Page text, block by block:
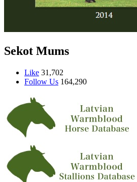
Sekot Mums
Like 31,702
Follow Us 164,290